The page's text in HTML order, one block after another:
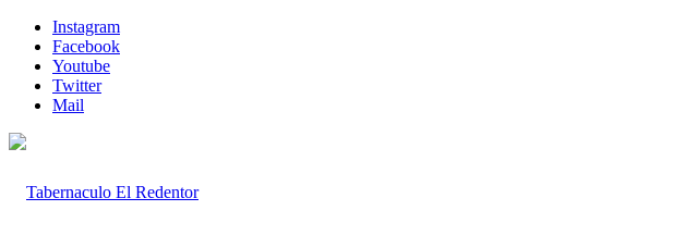
Instagram
Facebook
Youtube
Twitter
Mail